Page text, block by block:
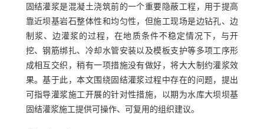
固结灌浆是混凝土浇筑前的一个重要隐蔽工程，用于提高
靠近坝基岩石整体性和均匀性，但施工现场是边钻孔、边
制浆、边灌浆的过程，在地质条件不稳定情况下，与开
挖、钢筋绑扎、冷却水管安装以及模板支护等多项工序形
成相互交织，稍有一项措施没有做好，将大大制约灌浆效
果。基于此，本文围绕固结灌浆过程中存在的问题，提出
可指导灌浆施工开展的针对性措施，以期为水库大坝坝基
固结灌浆施工提供可操作、可复用的组织建议。